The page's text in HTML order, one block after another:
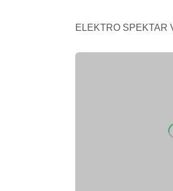
ELEKTRO SPEKTAR